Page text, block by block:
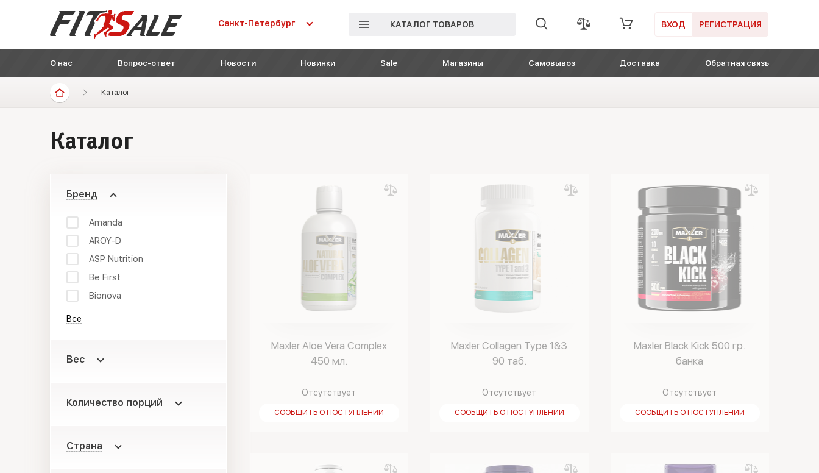
Санкт-Петербург КАТАЛОГ ТОВАРОВ ВХОД РЕГИСТРАЦИЯ
О нас Вопрос-ответ Новости Новинки Sale Магазины Самовывоз Доставка Обратная связь
Каталог
Каталог
Бренд
Amanda
AROY-D
ASP Nutrition
Be First
Bionova
Все
Вес
Количество порций
Страна
Maxler Aloe Vera Complex
450 мл.
Отсутствует
СООБЩИТЬ О ПОСТУПЛЕНИИ
Maxler Collagen Type 1&3
90 таб.
Отсутствует
СООБЩИТЬ О ПОСТУПЛЕНИИ
Maxler Black Kick 500 гр.
банка
Отсутствует
СООБЩИТЬ О ПОСТУПЛЕНИИ